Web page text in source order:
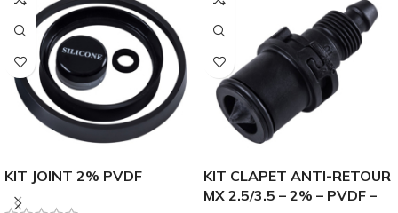
KIT JOINT 2% PVDF
KIT CLAPET ANTI-RETOUR
MX 2.5/3.5 – 2% – PVDF –